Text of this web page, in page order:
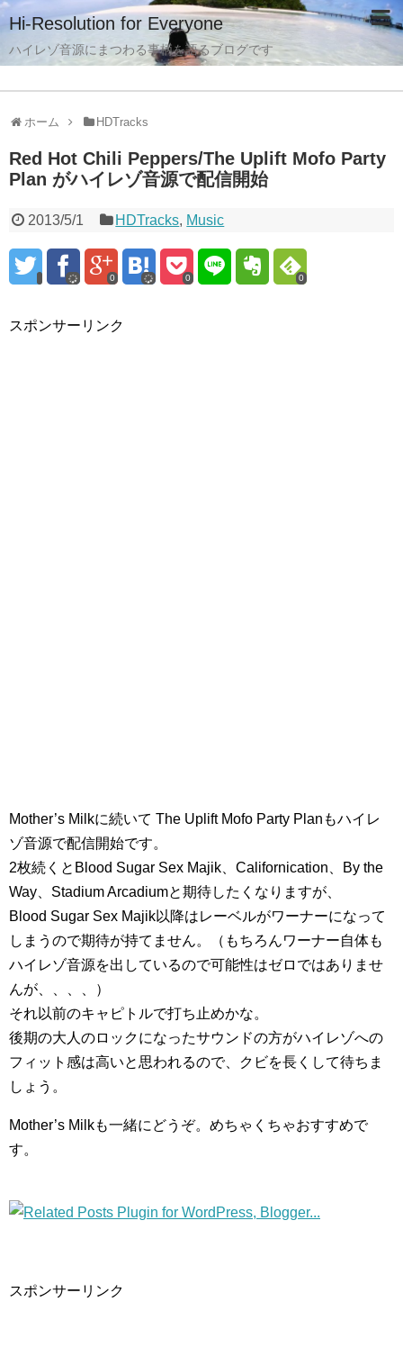
Hi-Resolution for Everyone
ハイレゾ音源にまつわる事柄を語るブログです
ホーム HDTracks
Red Hot Chili Peppers/The Uplift Mofo Party
Plan がハイレゾ音源で配信開始
2013/5/1 HDTracks, Music
0 0 0
スポンサーリンク
Mother’s Milkに続いて The Uplift Mofo Party Planもハイレ
ゾ音源で配信開始です。
2枚続くとBlood Sugar Sex Majik、Californication、By the
Way、Stadium Arcadiumと期待したくなりますが、
Blood Sugar Sex Majik以降はレーベルがワーナーになって
しまうので期待が持てません。（もちろんワーナー自体も
ハイレゾ音源を出しているので可能性はゼロではありませ
んが、、、、）
それ以前のキャピトルで打ち止めかな。
後期の大人のロックになったサウンドの方がハイレゾへの
フィット感は高いと思われるので、クビを長くして待ちま
しょう。
Mother’s Milkも一緒にどうぞ。めちゃくちゃおすすめで
す。
スポンサーリンク